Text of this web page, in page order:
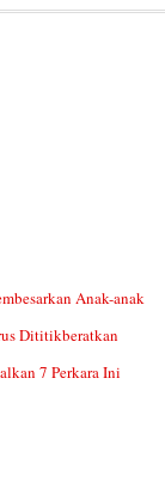
Anak-anak
Dititikberatkan
7 Perkara Ini